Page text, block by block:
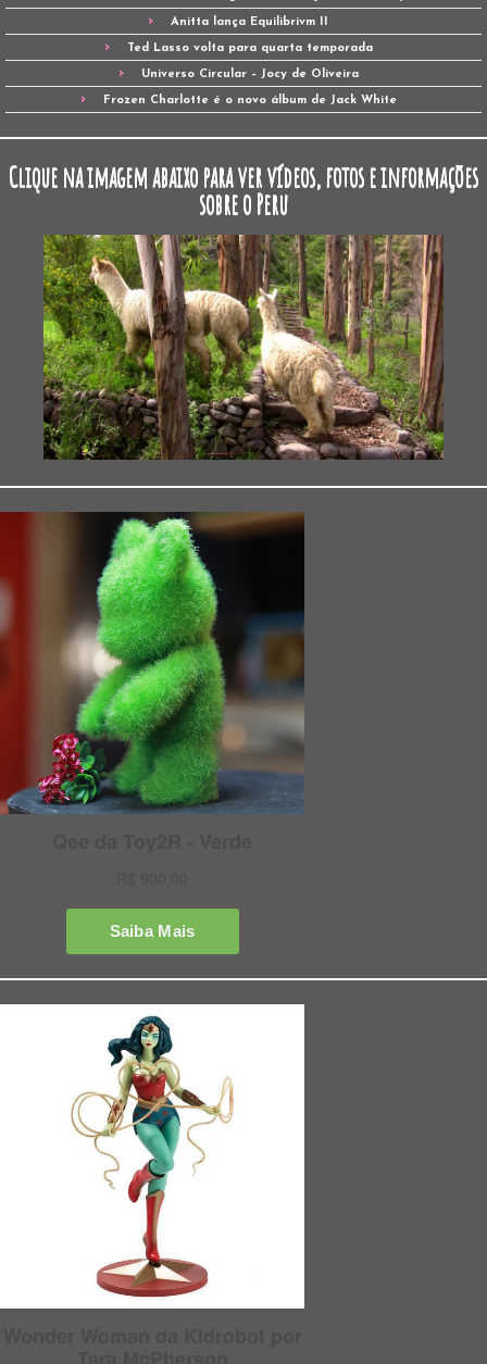
Anitta lança Equilibrivm II
Ted Lasso volta para quarta temporada
Universo Circular – Jocy de Oliveira
Frozen Charlotte é o novo álbum de Jack White
Clique na imagem abaixo para ver vídeos, fotos e informações
sobre o Peru